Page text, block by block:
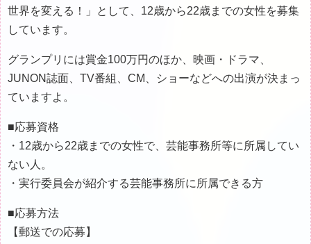
世界を変える！」として、12歳から22歳までの女性を募集
しています。
グランプリには賞金100万円のほか、映画・ドラマ、
JUNON誌面、TV番組、CM、ショーなどへの出演が決まっ
ていますよ。
■応募資格
・12歳から22歳までの女性で、芸能事務所等に所属してい
ない人。
・実行委員会が紹介する芸能事務所に所属できる方
■応募方法
【郵送での応募】